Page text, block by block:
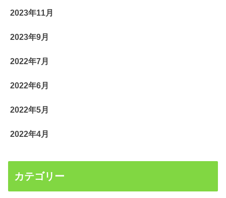
2023年11月
2023年9月
2022年7月
2022年6月
2022年5月
2022年4月
カテゴリー